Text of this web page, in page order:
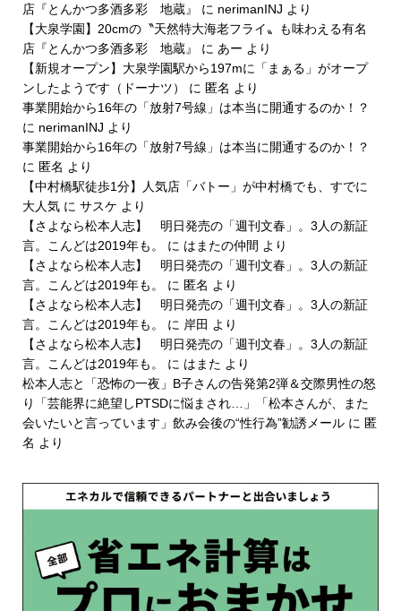
店『とんかつ多酒多彩 地蔵』
に nerimanINJ より
【大泉学園】20cmの〝天然特大海老フライ〟も味わえる有名
店『とんかつ多酒多彩 地蔵』
に あー より
【新規オープン】大泉学園駅から197mに「まぁる」がオープ
ンしたようです（ドーナツ）
に 匿名 より
事業開始から16年の「放射7号線」は本当に開通するのか！？
に nerimanINJ より
事業開始から16年の「放射7号線」は本当に開通するのか！？
に 匿名 より
【中村橋駅徒歩1分】人気店「バトー」が中村橋でも、すでに
大人気に サスケ より
【さよなら松本人志】 明日発売の「週刊文春」。3人の新証
言。こんどは2019年も。
に はまたの仲間 より
【さよなら松本人志】 明日発売の「週刊文春」。3人の新証
言。こんどは2019年も。
に 匿名 より
【さよなら松本人志】 明日発売の「週刊文春」。3人の新証
言。こんどは2019年も。
に 岸田 より
【さよなら松本人志】 明日発売の「週刊文春」。3人の新証
言。こんどは2019年も。
に はまた より
松本人志と「恐怖の一夜」B子さんの告発第2弾＆交際男性の怒
り「芸能界に絶望しPTSDに悩まされ…」「松本さんが、また
会いたいと言っています」飲み会後の“性行為”勧誘メールに 匿
名 より